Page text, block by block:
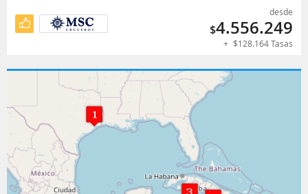
desde
$4.556.249
+ $128.164Tasas